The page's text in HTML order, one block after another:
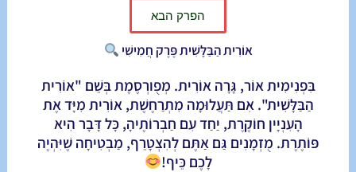
הפרק הבא
אוֹרִית הַבַּלָּשִׁית פֶּרֶק חֲמִישִׁי
בִּפְנִימִית אוֹר, גָּרָה אוֹרִית. מְפֻורְסֶמֶת בְּשֵׁם "אוֹרִית
הַבַּלָּשִׁית". אִם תַּעֲלוּמָה מִתְרַחֶשֶׁת, אוֹרִית מִיָּד אֶת
הָעִנְיָין חוֹקֶרֶת, יַחַד עִם חַבְרוֹתֶיהָ, כָּל דָּבָר הִיא
פּוֹתֶרֶת. מֻזְמָנִים גַּם אַתֶּם לְהִצְטָרֵף, מַבְטִיחָה שֶׁיִּהְיֶה
לָכֶם כֵּיף!